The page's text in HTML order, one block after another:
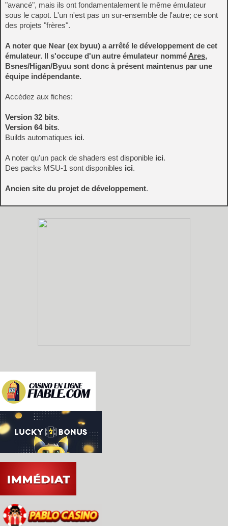
"avancé", mais ils ont fondamentalement le même émulateur
sous le capot. L'un n'est pas un sur-ensemble de l'autre; ce sont
des projets "frères".
A noter que Near (ex byuu) a arrêté le développement de cet
émulateur. Il s'occupe d'un autre émulateur nommé Ares,
Bsnes/Higan/Byuu sont donc à présent maintenus par une
équipe indépendante.
Accédez aux fiches:
Version 32 bits.
Version 64 bits.
Builds automatiques ici.
A noter qu'un pack de shaders est disponible ici.
Des packs MSU-1 sont disponibles ici.
Ancien site du projet de développement.